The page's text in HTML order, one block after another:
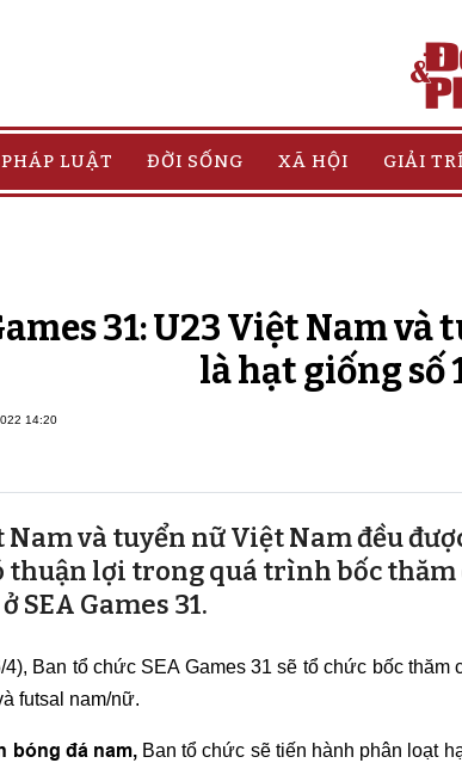
LUẬT ĐỜI SỐNG XÃ HỘI GIẢI TRÍ
31: U23 Việt Nam
là hạt giống số
14:20
Nam và tuyển nữ Việt Nam đều
thuận lợi trong quá trình bốc
SEA Games 31.
4), Ban tổ chức SEA Games 31 sẽ tổ chức bốc thăm
futsal nam/nữ.
bóng đá nam,Ban tổ chức sẽ tiến hành phân loạt